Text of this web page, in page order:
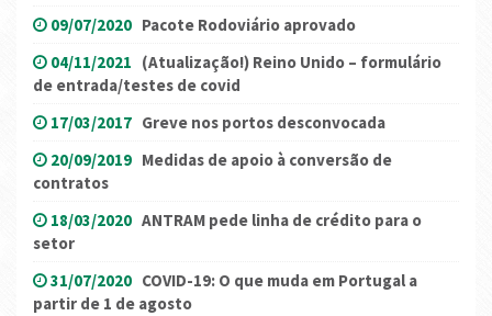
09/07/2020 Pacote Rodoviário aprovado
04/11/2021 (Atualização!) Reino Unido – formulário
de entrada/testes de covid
17/03/2017 Greve nos portos desconvocada
20/09/2019 Medidas de apoio à conversão de
contratos
18/03/2020 ANTRAM pede linha de crédito para o
setor
31/07/2020 COVID-19: O que muda em Portugal a
partir de 1 de agosto